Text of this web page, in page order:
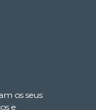
os seus
e